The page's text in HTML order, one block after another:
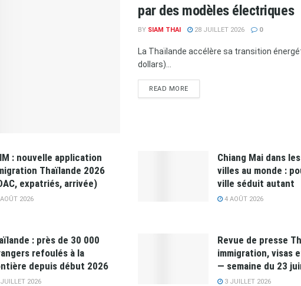
par des modèles électriques
BY SIAM THAI 28 JUILLET 2026 0
La Thaïlande accélère sa transition
dollars)...
READ MORE
: nouvelle application
Thaïlande 2026
expatriés, arrivée)
2026
Chiang Mai dans
villes au monde :
ville séduit autant
4 AOÛT 2026
: près de 30 000
refoulés à la
depuis début 2026
2026
Revue de presse
immigration, visas
— semaine du 23
3 JUILLET 2026